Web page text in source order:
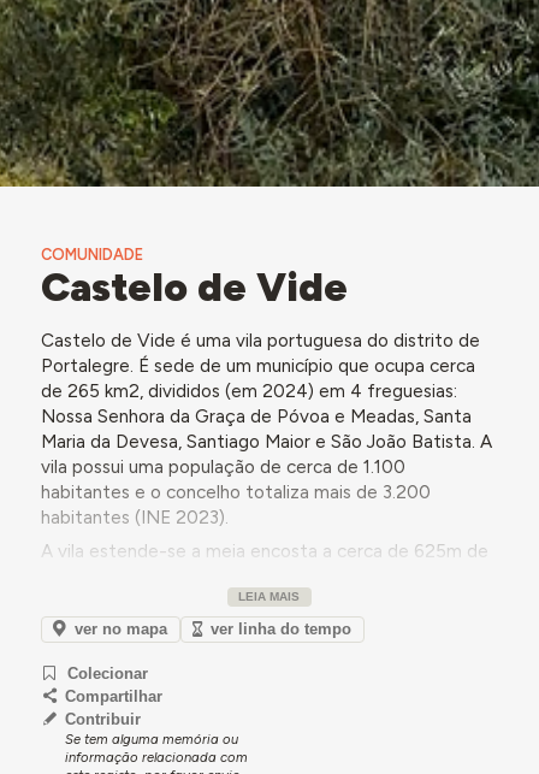
COMUNIDADE
Castelo de Vide
Castelo de Vide é uma vila portuguesa do distrito de
Portalegre. É sede de um município que ocupa cerca
de 265 km2, divididos (em 2024) em 4 freguesias:
Nossa Senhora da Graça de Póvoa e Meadas, Santa
Maria da Devesa, Santiago Maior e São João Batista. A
vila possui uma população de cerca de 1.100
habitantes e o concelho totaliza mais de 3.200
habitantes (INE 2023).
A vila estende-se a meia encosta a cerca de 625m de
paisagem envolvente é por isso marcada por serras e
por uma falha relacionada com as nascentes
mediterrânico e parte do concelho está inserida na
área do Parque Natural da Serra de São Mamede - de
elevado interesse geomorfológico, paisagístico,
faunístico e florístico.
LEIA MAIS
ver no mapa ver linha do tempo
Colecionar
Compartilhar
Contribuir
Se tem alguma memória ou
informação relacionada com